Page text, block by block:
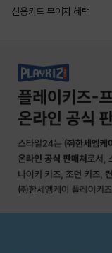
신용카드 무이자 혜택